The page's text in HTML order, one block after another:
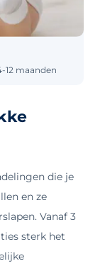
12 maanden
die je
en ze
Vanaf 3
sterk het